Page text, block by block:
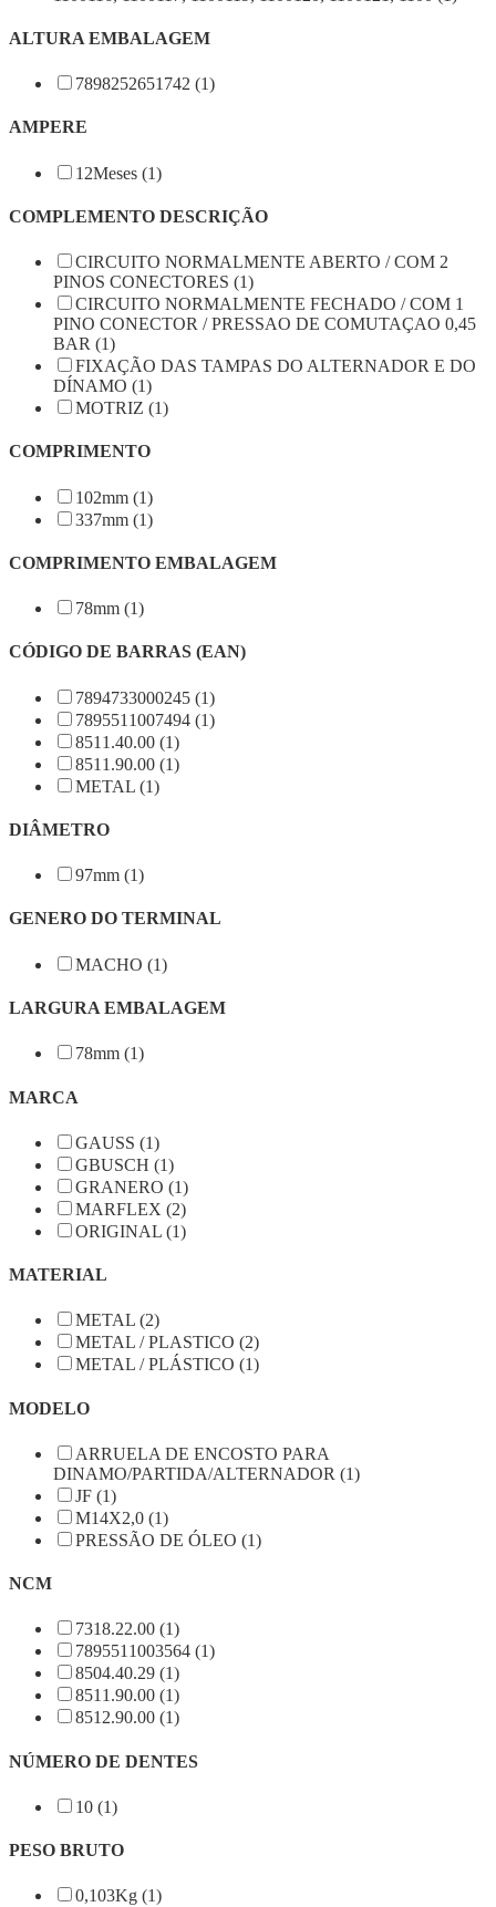
ALTURA EMBALAGEM
7898252651742 (1)
AMPERE
12Meses (1)
COMPLEMENTO DESCRIÇÃO
CIRCUITO NORMALMENTE ABERTO / COM 2
PINOS CONECTORES (1)
CIRCUITO NORMALMENTE FECHADO / COM 1
PINO CONECTOR / PRESSAO DE COMUTAÇAO 0,45
BAR (1)
FIXAÇÃO DAS TAMPAS DO ALTERNADOR E DO
DÍNAMO (1)
MOTRIZ (1)
COMPRIMENTO
102mm (1)
337mm (1)
COMPRIMENTO EMBALAGEM
78mm (1)
CÓDIGO DE BARRAS (EAN)
7894733000245 (1)
7895511007494 (1)
8511.40.00 (1)
8511.90.00 (1)
METAL (1)
DIÂMETRO
97mm (1)
GENERO DO TERMINAL
MACHO (1)
LARGURA EMBALAGEM
78mm (1)
MARCA
GAUSS (1)
GBUSCH (1)
GRANERO (1)
MARFLEX (2)
ORIGINAL (1)
MATERIAL
METAL (2)
METAL / PLASTICO (2)
METAL / PLÁSTICO (1)
MODELO
ARRUELA DE ENCOSTO PARA
DINAMO/PARTIDA/ALTERNADOR (1)
JF (1)
M14X2,0 (1)
PRESSÃO DE ÓLEO (1)
NCM
7318.22.00 (1)
7895511003564 (1)
8504.40.29 (1)
8511.90.00 (1)
8512.90.00 (1)
NÚMERO DE DENTES
10 (1)
PESO BRUTO
0,103Kg (1)